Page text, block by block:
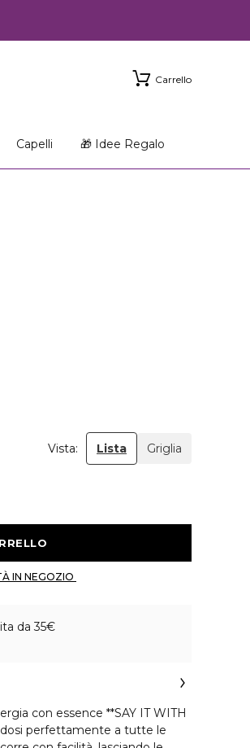
Carrello
Capelli 🎁 Idee Regalo
Vista: Lista Griglia
da 35€
con essence **SAY IT WITH
perfettamente a tutte le